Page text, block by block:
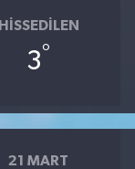
HISSEDILEN
3°
21 MART